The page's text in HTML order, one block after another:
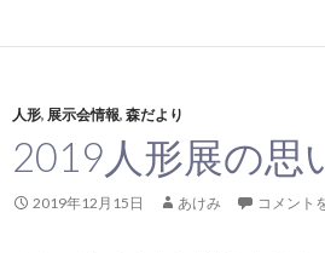
人形, 展示会情報, 森だより
2019人形展の思
2019年12月15日 あけみ コメント